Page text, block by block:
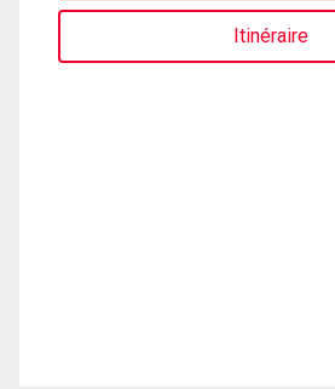
Itinéraire